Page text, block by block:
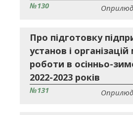
№130
Про підготовку
установ і
роботи в осінньо-
2022-2023 років
№131